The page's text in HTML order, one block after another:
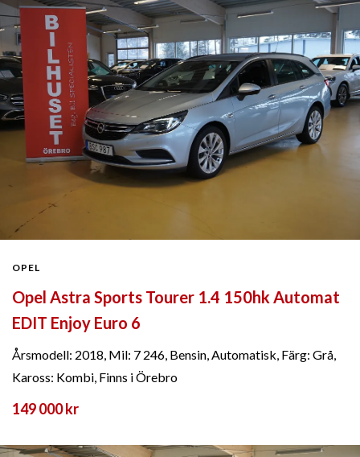
OPEL
Opel Astra Sports Tourer 1.4 150hk Automat
EDIT Enjoy Euro 6
Årsmodell: 2018, Mil: 7 246, Bensin, Automatisk, Färg: Grå,
Kaross: Kombi, Finns i Örebro
149 000 kr